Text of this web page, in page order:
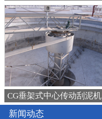
CG垂架式中心传动刮泥机
新闻动态